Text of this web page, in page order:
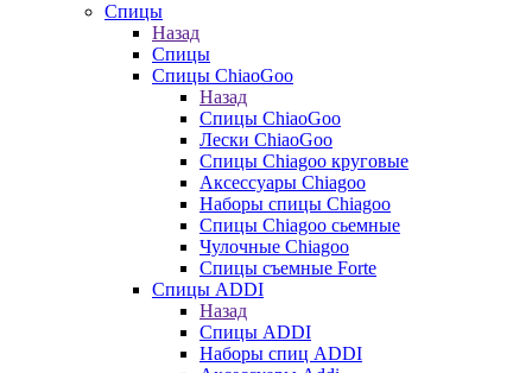
Спицы
Назад
Спицы
Спицы ChiaoGoo
Назад
Спицы ChiaoGoo
Лески ChiaoGoo
Cпицы Сhiagoo круговые
Аксессуары Chiagoo
Наборы спицы Chiagoo
Спицы Chiagoo сьемные
Чулочные Chiagoo
Спицы съемные Forte
Спицы ADDI
Назад
Спицы ADDI
Наборы спиц ADDI